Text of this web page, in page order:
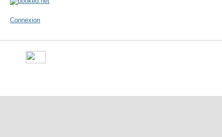
Connexion